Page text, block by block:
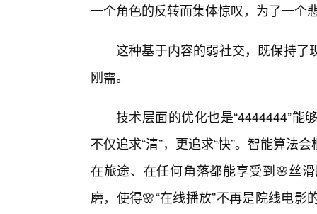
一个角色的反转而集体惊叹，为了一个
这种基于内容的弱社交，既保持了
刚需。
技术层面的优化也是“4444444”能
不仅追求“清”，更追求“快”。智能算法
在旅途、在任何角落都能享受到🌸丝
磨，使得🌸“在线播放”不再是院线电